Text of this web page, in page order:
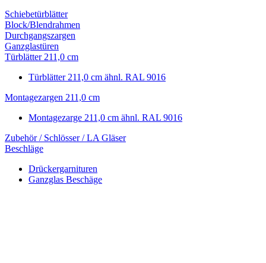
Schiebetürblätter
Block/Blendrahmen
Durchgangszargen
Ganzglastüren
Türblätter 211,0 cm
Türblätter 211,0 cm ähnl. RAL 9016
Montagezargen 211,0 cm
Montagezarge 211,0 cm ähnl. RAL 9016
Zubehör / Schlösser / LA Gläser
Beschläge
Drückergarnituren
Ganzglas Beschäge